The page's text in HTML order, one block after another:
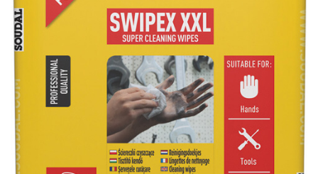
Plasă Termoizolație
Plasă Tencuieli și Șape
Alte Plase
Doze și Platforme
Adezivi Termoizolații
Benzi Adezive
Barieră de Vapori
Etanșare Străpungeri